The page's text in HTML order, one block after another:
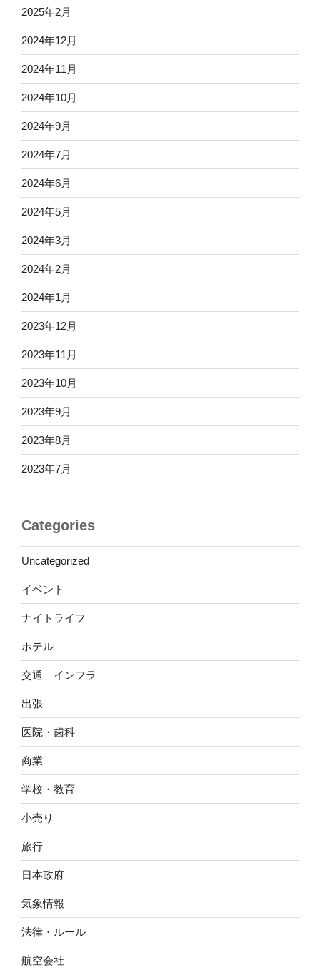
2025年2月
2024年12月
2024年11月
2024年10月
2024年9月
2024年7月
2024年6月
2024年5月
2024年3月
2024年2月
2024年1月
2023年12月
2023年11月
2023年10月
2023年9月
2023年8月
2023年7月
Categories
Uncategorized
イベント
ナイトライフ
ホテル
交通 インフラ
出張
医院・歯科
商業
学校・教育
小売り
旅行
日本政府
気象情報
法律・ルール
航空会社